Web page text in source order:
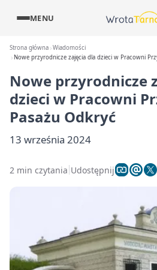
MENU
Strona główna Wiadomości
Nowe przyrodnicze zajęcia dla dzieci w Pracowni
Nowe przyrodnicze
dzieci w Pracowni
Pasażu Odkryć
13 września 2024
2 min czytania Udostępnij